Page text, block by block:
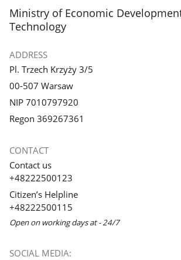
footer
Ministry of Economic
Technology
ADDRESS
Pl. Trzech Krzyży 3/5
00-507 Warsaw
NIP 7010797920
Regon 369267361
CONTACT
Contact us
+48222500123
Citizen’s Helpline
+48222500115
Open on working days at - 24/7
SOCIAL MEDIA: